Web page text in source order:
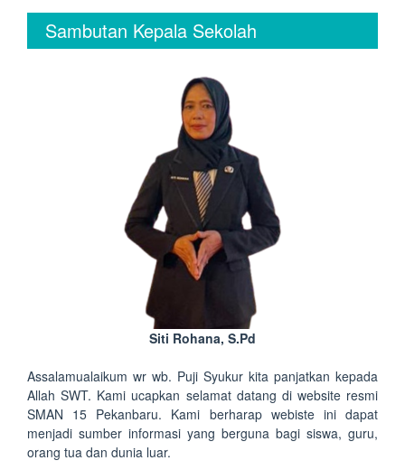
Sambutan Kepala Sekolah
Siti Rohana, S.Pd
Assalamualaikum wr wb. Puji Syukur kita panjatkan kepada
Allah SWT. Kami ucapkan selamat datang di website resmi
SMAN 15 Pekanbaru. Kami berharap webiste ini dapat
menjadi sumber informasi yang berguna bagi siswa, guru,
orang tua dan dunia luar.